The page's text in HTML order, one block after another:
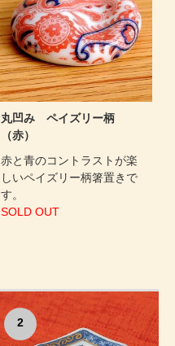
丸凹み ペイズリー柄
（赤）
赤と青のコントラストが楽
しいペイズリー柄箸置きで
す。
SOLD OUT
2